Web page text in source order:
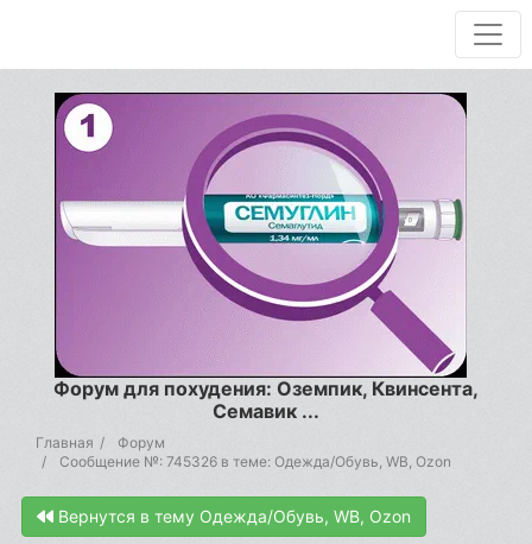
Форум для похудения: Оземпик, Квинсента,
Семавик ...
Главная
Форум
Сообщение №: 745326 в теме: Одежда/Обувь, WB, Ozon
Вернутся в тему Одежда/Обувь, WB, Ozon